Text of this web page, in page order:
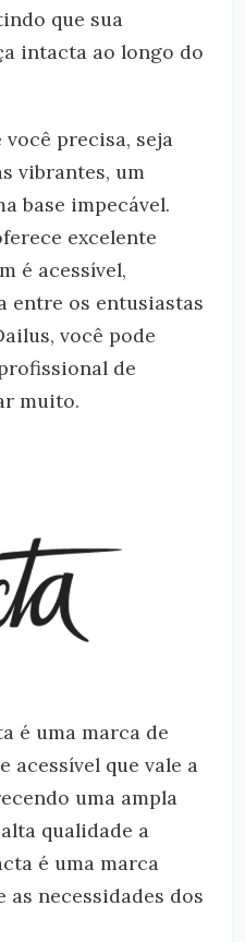
que sua
intacta ao longo do
precisa, seja
vibrantes, um
base impecável.
excelente
é acessível,
entre os entusiastas
você pode
de
muito.
é uma marca de
acessível que vale a
uma ampla
qualidade a
é uma marca
necessidades dos